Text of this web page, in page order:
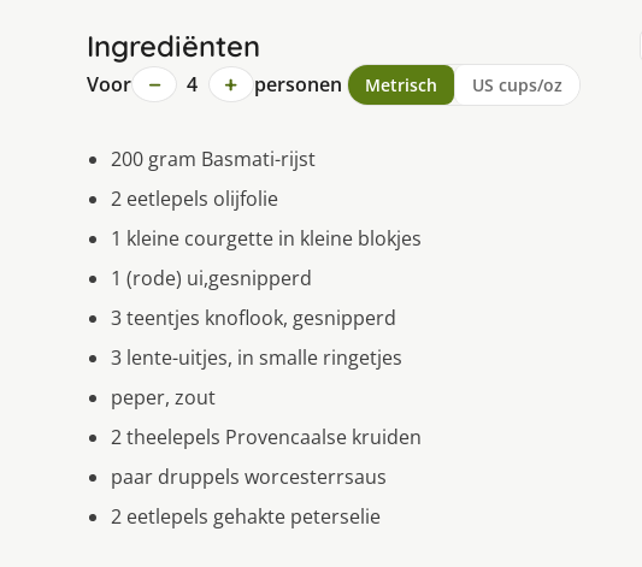
Ingrediënten
Voor − 4 + personen Metrisch US cups/oz
200 gram Basmati-rijst
2 eetlepels olijfolie
1 kleine courgette in kleine blokjes
1 (rode) ui,gesnipperd
3 teentjes knoflook, gesnipperd
3 lente-uitjes, in smalle ringetjes
peper, zout
2 theelepels Provencaalse kruiden
paar druppels worcesterrsaus
2 eetlepels gehakte peterselie